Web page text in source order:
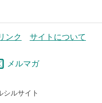
ンク サイトについて
メルマガ
シルサイト